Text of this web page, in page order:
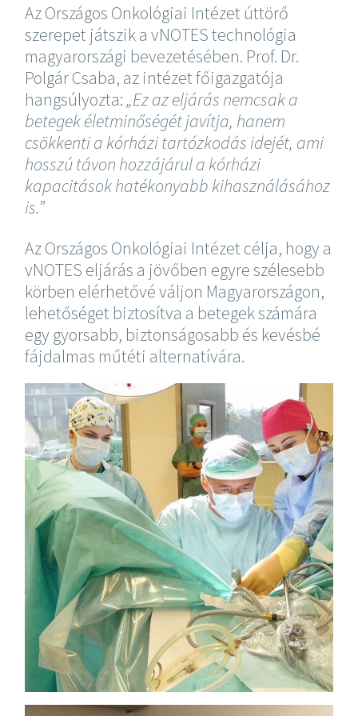
Az Országos Onkológiai Intézet úttörő
szerepet játszik a vNOTES technológia
magyarországi bevezetésében. Prof. Dr.
Polgár Csaba, az intézet főigazgatója
hangsúlyozta:„Ez az eljárás nemcsak a
betegek életminőségét javítja, hanem
csökkenti a kórházi tartózkodás idejét, ami
hosszú távon hozzájárul a kórházi
kapacitások hatékonyabb kihasználásához
is.”
Az Országos Onkológiai Intézet célja, hogy a
vNOTES eljárás a jövőben egyre szélesebb
körben elérhetővé váljon Magyarországon,
lehetőséget biztosítva a betegek számára
egy gyorsabb, biztonságosabb és kevésbé
fájdalmas műtéti alternatívára.